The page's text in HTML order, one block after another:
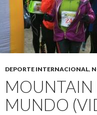
DEPORTE INTERNACIONAL,
MUNDO